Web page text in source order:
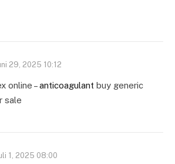
29, 2025 10:12
online –anticoagulant buy generic
sale
1, 2025 08:00